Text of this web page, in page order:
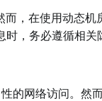
，在使用动态机
，务必遵循相关
的网络访问。然